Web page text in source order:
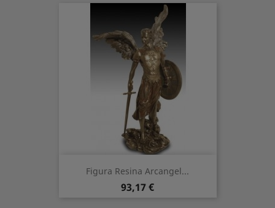
Figura Resina Arcangel...
Prezzo
93,17 €